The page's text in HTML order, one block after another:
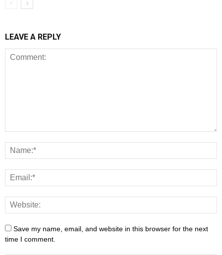
LEAVE A REPLY
Save my name, email, and website in this browser for the next
time I comment.